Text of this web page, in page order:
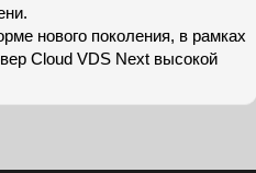
нового поколения, в рамках
Cloud VDS Next высокой